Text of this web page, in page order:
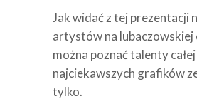
Jak widać z tej prezentacji
artystów na lubaczowskiej
można poznać talenty
najciekawszych grafików
tylko.